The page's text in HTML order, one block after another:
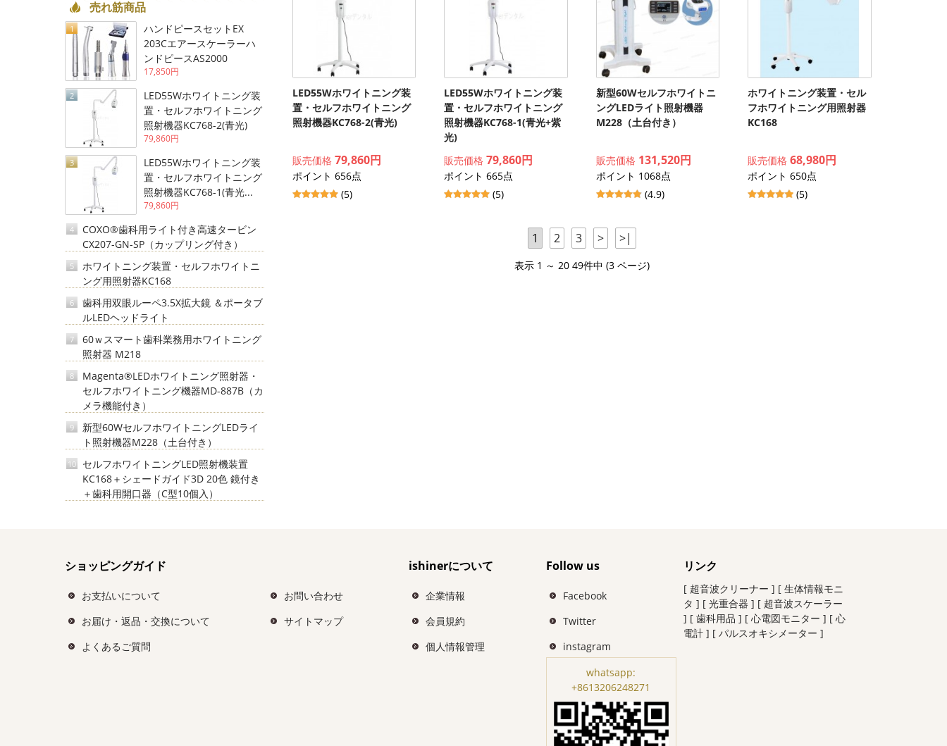
LED55Wホワイトニング装
置・セルフホワイトニング
照射機器KC768-2(青光)
販売価格 79,860円
ポイント 656点
(5)
LED55Wホワイトニング装
置・セルフホワイトニング
照射機器KC768-1(青光+紫
光)
販売価格79,860円
ポイント 665点
(5)
新型60Wセルフホワイトニ
ングLEDライト照射機器
M228（土台付き）
販売価格 131,520円
ポイント 1068点
(4.9)
ホワイトニング装置・セル
フホワイトニング用照射器
KC168
販売価格68,980円
ポイント 650点
(5)
1 2 3 > >|
表示 1 ～ 20 49件中 (3 ページ)
売れ筋商品
ハンドピースセットEX
203Cエアースケーラーハ
ンドピースAS2000
17,850円
1
LED55Wホワイトニング装
置・セルフホワイトニング
照射機器KC768-2(青光)
79,860円
2
LED55Wホワイトニング装
置・セルフホワイトニング
照射機器KC768-1(青光...
79,860円
3
COXO®歯科用ライト付き高速タービン
CX207-GN-SP（カップリング付き）
4
ホワイトニング装置・セルフホワイトニ
ング用照射器KC168
5
歯科用双眼ルーペ3.5X拡大鏡 ＆ポータブ
ルLEDヘッドライト
6
60ｗスマート歯科業務用ホワイトニング
照射器 M218
7
Magenta®LEDホワイトニング照射器・
セルフホワイトニング機器MD-887B（カ
メラ機能付き）
8
新型60WセルフホワイトニングLEDライ
ト照射機器M228（土台付き）
9
セルフホワイトニングLED照射機装置
KC168＋シェードガイド3D 20色 鏡付き
＋歯科用開口器（C型10個入）
10
ショッピングガイド
お支払いについて
お届け・返品・交換について
よくあるご質問
お問い合わせ
サイトマップ
ishinerについて
企業情報
会員規約
個人情報管理
Follow us
Facebook
Twitter
instagram
whatsapp:
+8613206248271
リンク
[ 超音波クリーナー ] [ 生体情報モニ
タ ] [ 光重合器 ] [ 超音波スケーラー
] [ 歯科用品 ] [ 心電図モニター ] [ 心
電計 ] [ パルスオキシメーター ]